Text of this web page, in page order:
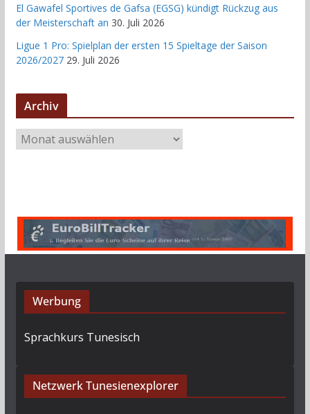
El Gawafel Sportives de Gafsa (EGSG) kündigt Rückzug aus
der Meisterschaft an 30. Juli 2026
Ligue 1 Pro: Spielplan der ersten 15 Spieltage der Saison
2026/2027 29. Juli 2026
Archiv
r
Werbung
Sprachkurs Tunesisch
Netzwerk Tunesienexplorer